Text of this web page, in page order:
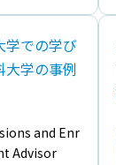
学での学び
学の事例
and Enr
Advisor